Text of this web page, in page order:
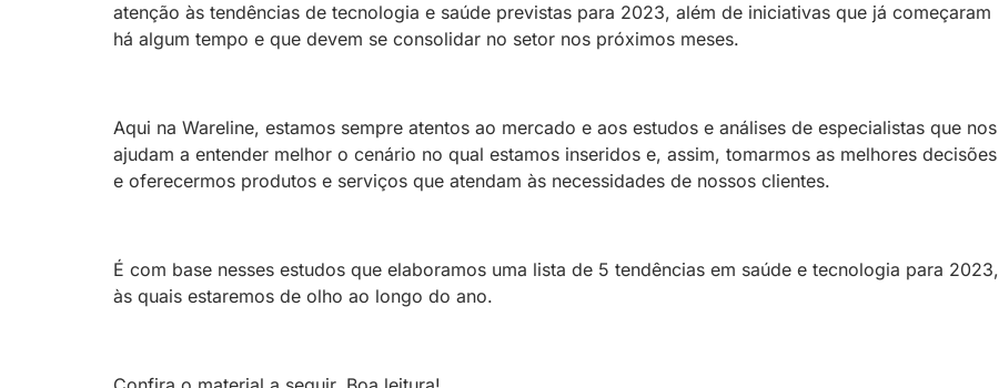
atenção às tendências de tecnologia e saúde previstas para 2023, além de iniciativas que já começaram
há algum tempo e que devem se consolidar no setor nos próximos meses.
Aqui na Wareline, estamos sempre atentos ao mercado e aos estudos e análises de especialistas que nos
ajudam a entender melhor o cenário no qual estamos inseridos e, assim, tomarmos as melhores decisões
e oferecermos produtos e serviços que atendam às necessidades de nossos clientes.
É com base nesses estudos que elaboramos uma lista de 5 tendências em saúde e tecnologia para 2023,
às quais estaremos de olho ao longo do ano.